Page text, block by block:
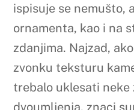
ispisuje se nemušto,
ornamenta, kao i na
zdanjima. Najzad,
zvonku teksturu
trebalo uklesati neke
dvoumljenja, znaci